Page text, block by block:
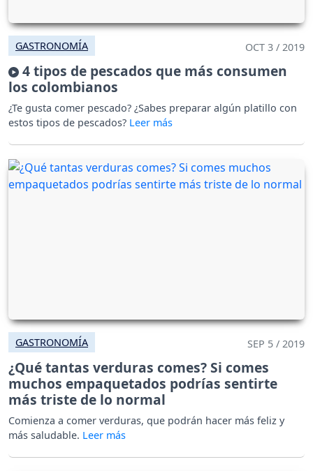
GASTRONOMÍA OCT 3 / 2019
4 tipos de pescados que más consumen
los colombianos
¿Te gusta comer pescado? ¿Sabes preparar algún platillo con
estos tipos de pescados?
GASTRONOMÍA SEP 5 / 2019
¿Qué tantas verduras comes? Si comes
muchos empaquetados podrías sentirte
más triste de lo normal
Comienza a comer verduras, que podrán hacer más feliz y
más saludable.